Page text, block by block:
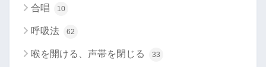
合唱 10
呼吸法 62
喉を開ける、声帯を閉じる 33